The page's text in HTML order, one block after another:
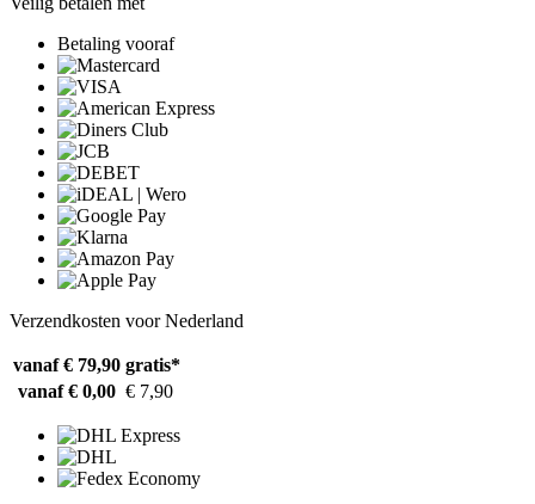
Betaling vooraf
Verzendkosten voor Nederland
vanaf € 79,90 gratis*
vanaf € 0,00 € 7,90